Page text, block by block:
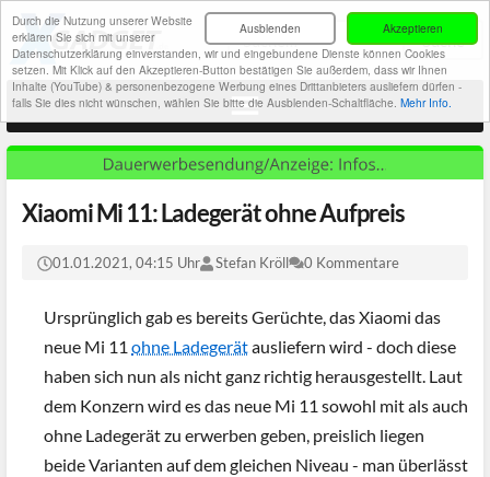
Akzeptieren
Ausblenden
Durch die Nutzung unserer Website
erklären Sie sich mit unserer
Datenschutzerklärung einverstanden, wir und eingebundene Dienste können Cookies
setzen. Mit Klick auf den Akzeptieren-Button bestätigen Sie außerdem, dass wir Ihnen
Inhalte (YouTube) & personenbezogene Werbung eines Drittanbieters ausliefern dürfen -
falls Sie dies nicht wünschen, wählen Sie bitte die Ausblenden-Schaltfläche. Mehr Info.
Xiaomi Mi 11: Ladegerät ohne Aufpreis
01.01.2021, 04:15 Uhr Stefan Kröll 0 Kommentare
Ursprünglich gab es bereits Gerüchte, das Xiaomi das
neue Mi 11 ohne Ladegerätausliefern wird - doch diese
haben sich nun als nicht ganz richtig herausgestellt. Laut
dem Konzern wird es das neue Mi 11 sowohl mit als auch
ohne Ladegerät zu erwerben geben, preislich liegen
beide Varianten auf dem gleichen Niveau - man überlässt